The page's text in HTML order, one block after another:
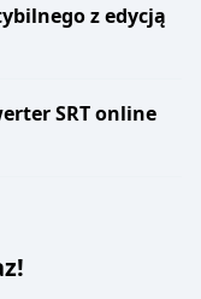
z edycją
SRT online